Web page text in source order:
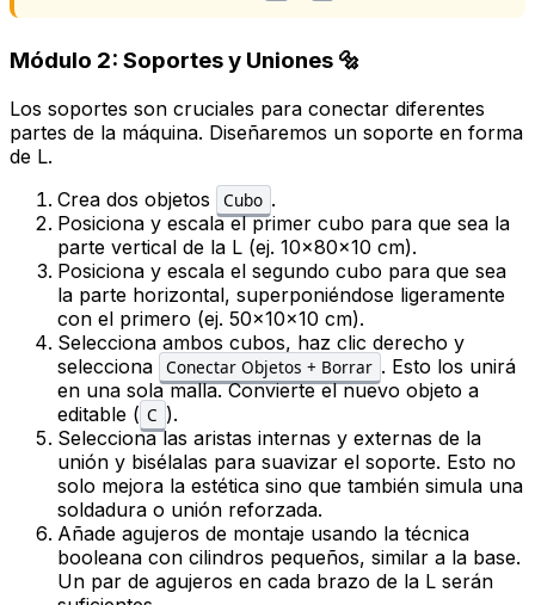
Módulo 2: Soportes y Uniones 🔩
Los soportes son cruciales para conectar diferentes
partes de la máquina. Diseñaremos un soporte en forma
de L.
Crea dos objetos
Cubo .
Posiciona y escala el primer cubo para que sea la
parte vertical de la L (ej. 10x80x10 cm).
Posiciona y escala el segundo cubo para que sea
la parte horizontal, superponiéndose ligeramente
con el primero (ej. 50x10x10 cm).
Selecciona ambos cubos, haz clic derecho y
selecciona
Conectar Objetos + Borrar . Esto los unirá
en una sola malla. Convierte el nuevo objeto a
editable ( C ).
Selecciona las aristas internas y externas de la
unión y bisélalas para suavizar el soporte. Esto no
solo mejora la estética sino que también simula una
soldadura o unión reforzada.
Añade agujeros de montaje usando la técnica
booleana con cilindros pequeños, similar a la base.
Un par de agujeros en cada brazo de la L serán